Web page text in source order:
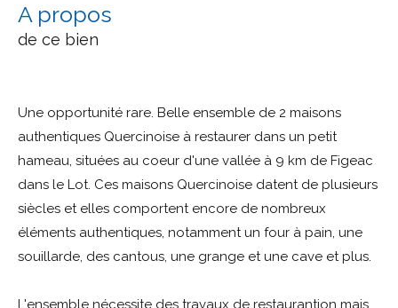
a propos
de ce bien
Une opportunité rare. Belle ensemble de 2 maisons
authentiques Quercinoise à restaurer dans un petit
hameau, situées au coeur d'une vallée à 9 km de Figeac
dans le Lot. Ces maisons Quercinoise datent de plusieurs
siècles et elles comportent encore de nombreux
éléments authentiques, notamment un four à pain, une
souillarde, des cantous, une grange et une cave et plus.
L'ensemble nécessite des travaux de restaurantion mais